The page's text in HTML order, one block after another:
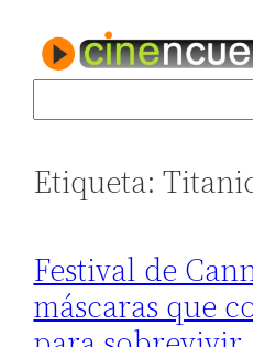
contenido
Etiqueta:
Festival de
máscaras que